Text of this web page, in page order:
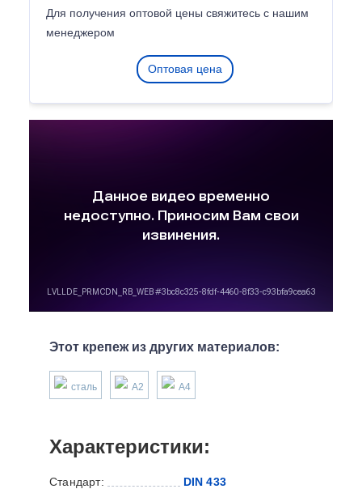
Для получения оптовой цены свяжитесь с нашим
менеджером
Оптовая цена
Этот крепеж из других материалов:
сталь А2 А4
Характеристики:
Стандарт: DIN 433